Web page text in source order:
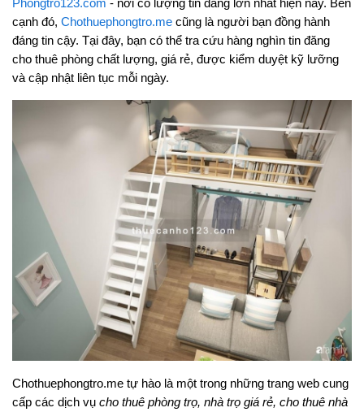
Phongtro123.com - nơi có lượng tin đăng lớn nhất hiện nay. Bên
cạnh đó, Chothuephongtro.me cũng là người bạn đồng hành
đáng tin cậy. Tại đây, bạn có thể tra cứu hàng nghìn tin đăng
cho thuê phòng chất lượng, giá rẻ, được kiểm duyệt kỹ lưỡng
và cập nhật liên tục mỗi ngày.
Chothuephongtro.me tự hào là một trong những trang web cung
cấp các dịch vụ cho thuê phòng trọ, nhà trọ giá rẻ, cho thuê nhà